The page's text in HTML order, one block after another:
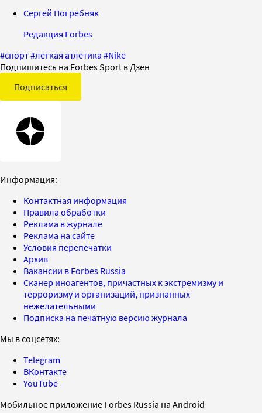
Сергей Погребняк
Редакция Forbes
#спорт#легкая атлетика #Nike
Подпишитесь на Forbes Sport в Дзен
Подписаться
Информация:
Контактная информация
Правила обработки
Реклама в журнале
Реклама на сайте
Условия перепечатки
Архив
Вакансии в Forbes Russia
Сканер иноагентов, причастных к экстремизму и
терроризму и организаций, признанных
нежелательными
Подписка на печатную версию журнала
Мы в соцсетях:
Telegram
ВКонтакте
YouTube
Мобильное приложение Forbes Russia на Android